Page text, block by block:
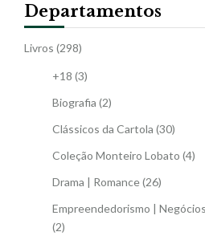
Departamentos
Livros (298)
+18 (3)
Biografia (2)
Clássicos da Cartola (30)
Coleção Monteiro Lobato (4)
Drama | Romance(26)
Empreendedorismo |
(2)